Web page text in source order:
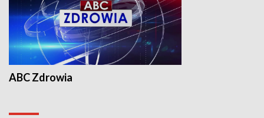
ABC Zdrowia